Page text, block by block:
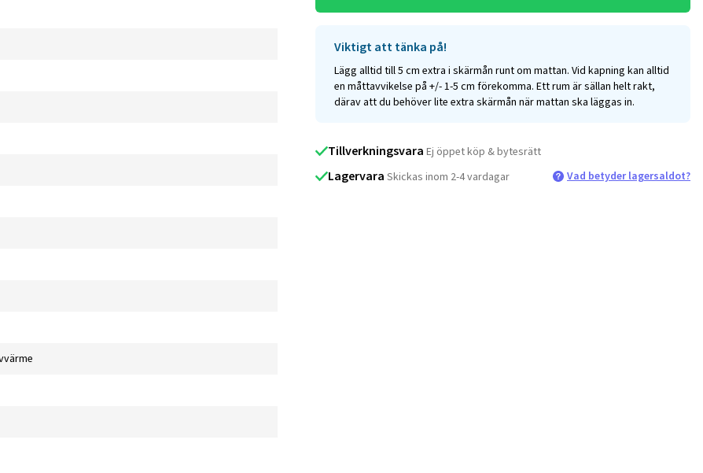
Viktigt att tänka på!
Lägg alltid till 5 cm extra i skärmån runt om mattan. Vid kapning kan alltid
en måttavvikelse på +/- 1-5 cm förekomma. Ett rum är sällan helt rakt,
därav att du behöver lite extra skärmån när mattan ska läggas in.
Tillverkningsvara Ej öppet köp & bytesrätt
Lagervara Skickas inom 2-4 vardagar Vad betyder lagersaldot?